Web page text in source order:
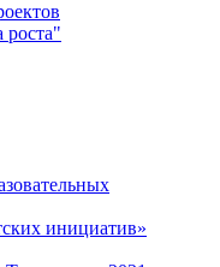
роста"
инициатив»